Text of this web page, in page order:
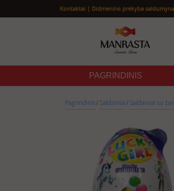
Kontaktai | Didmeninė prekyba
PAGRINDINIS
Pagrindinis/Saldainiai/Saldainiai su